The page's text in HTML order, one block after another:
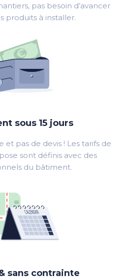
pas besoin d’avancer
produits à installer.
sous 15 jours
et pas de devis ! Les tarifs de
sont définis avec des
du bâtiment.
sans contrainte